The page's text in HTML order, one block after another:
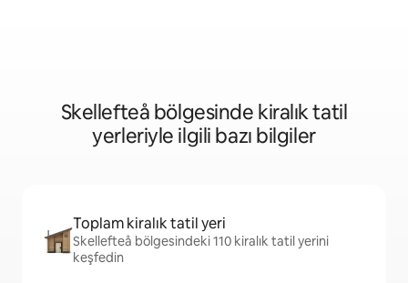
Skellefteå bölgesinde kiralık tatil
yerleriyle ilgili bazı bilgiler
Toplam kiralık tatil yeri
Skellefteå bölgesindeki 110 kiralık tatil yerini
keşfedin